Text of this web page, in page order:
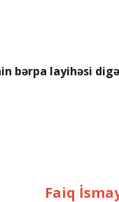
bərpa layihəsi
Faiq